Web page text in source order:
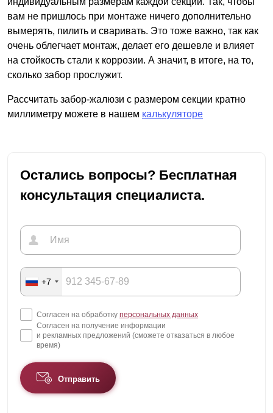
вам не пришлось при монтаже ничего дополнительно
вымерять, пилить и сваривать. Это тоже важно, так как
очень облегчает монтаж, делает его дешевле и влияет
на стойкость стали к коррозии. А значит, в итоге, на то,
сколько забор прослужит.
Рассчитать забор-жалюзи с размером секции кратно
миллиметру можете в нашем калькуляторе
Остались вопросы? Бесплатная
консультация специалиста.
+7
Согласен на обработку персональных данных
Согласен на получение информации
и рекламных предложений (сможете отказаться в любое
время)
Отправить